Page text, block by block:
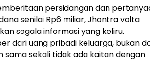
persidangan dan
senilai Rp6 miliar, Jhontra volta
segala informasi yang keliru.
dari uang pribadi keluarga, bukan
sama sekali tidak ada kaitan dengan